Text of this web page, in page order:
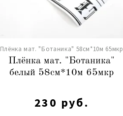
Плёнка мат. "Ботаника" 58см*10м 65мкр
Плёнка мат. "Ботаника"
белый 58см*10м 65мкр
230 руб.